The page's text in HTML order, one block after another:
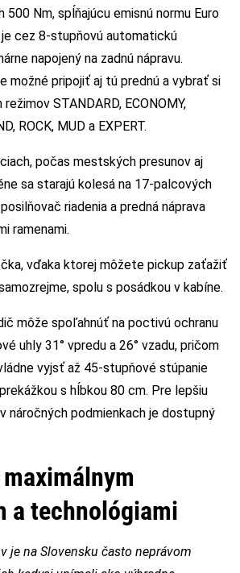
Nm, spĺňajúcu emisnú normu Euro
cez 8-stupňovú automatickú
napojený na zadnú nápravu.
možné pripojiť aj tú prednú a vybrať si
STANDARD, ECONOMY,
ROCK, MUD a EXPERT.
počas mestských presunov aj
sa starajú kolesá na 17-palcových
riadenia a predná náprava
ramenami.
vďaka ktorej môžete pickup zaťažiť
spolu s posádkou v kabíne.
môže spoľahnúť na poctivú ochranu
uhly 31° vpredu a 26° vzadu, pričom
vyjsť až 45-stupňové stúpanie
s hĺbkou 80 cm. Pre lepšiu
náročných podmienkach je dostupný
a technológiami
je na Slovensku často neprávom